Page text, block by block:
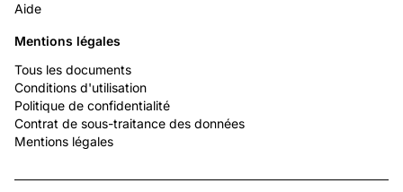
Aide
Mentions légales
Tous les documents
Conditions d'utilisation
Politique de confidentialité
Contrat de sous-traitance des données
Mentions légales